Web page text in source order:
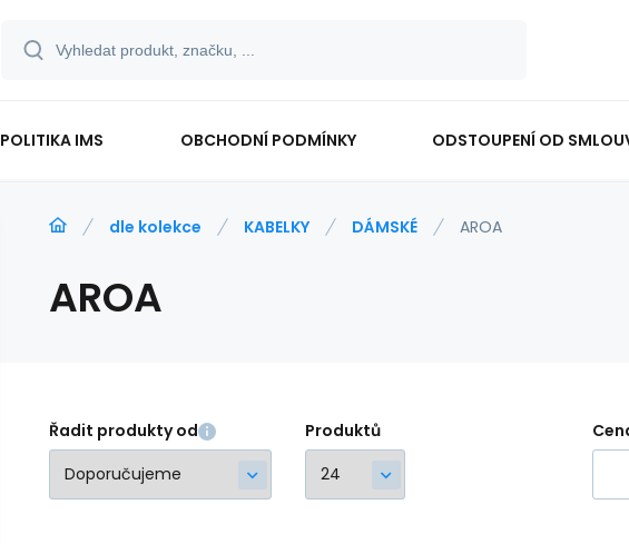
POLITIKA IMS OBCHODNÍ PODMÍNKY ODSTOUPENÍ OD
dle kolekce KABELKY DÁMSKÉ AROA
AROA
Řadit produkty od Produktů